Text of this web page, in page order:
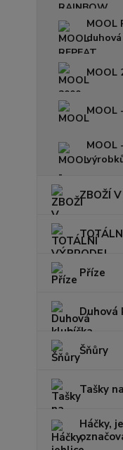
MOOL
MOOL
MOOL
MOOL
ZBOŽÍ
Příze
Duhová
Šňůry
Tašky
Háčky,